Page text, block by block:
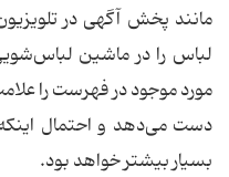
مانند پخش آگهی در
لباس را در ماشین
مورد موجود در فهرست را
دست می‌دهد و احتمال اینکه
بسیار بیشتر خواهد بود.